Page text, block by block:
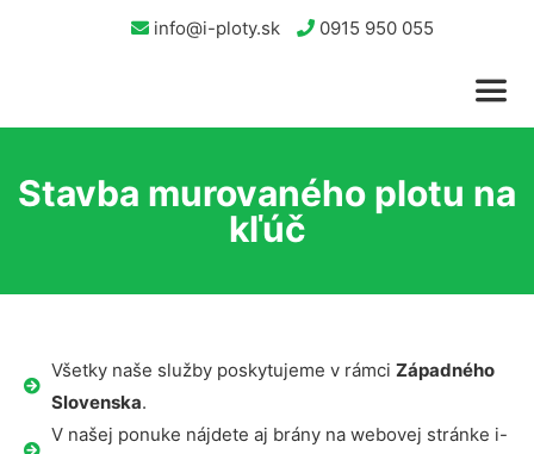
info@i-ploty.sk 0915 950 055
Stavba murovaného plotu na
kľúč
Všetky naše služby poskytujeme v rámci Západného
Slovenska.
V našej ponuke nájdete aj brány na webovej stránke i-